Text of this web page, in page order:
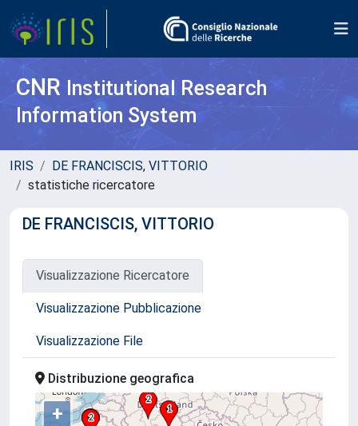
CNR Institutional Research
Information System
IRIS
DE FRANCISCIS, VITTORIO
statistiche ricercatore
DE FRANCISCIS, VITTORIO
Visualizzazione Ricercatore
Visualizzazione Pubblicazione
Visualizzazione File
Distribuzione geografica
+